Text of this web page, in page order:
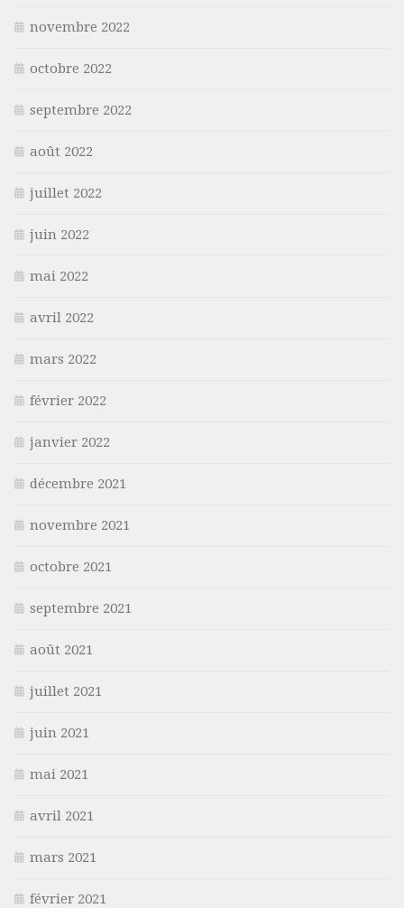
novembre 2022
octobre 2022
septembre 2022
août 2022
juillet 2022
juin 2022
mai 2022
avril 2022
mars 2022
février 2022
janvier 2022
décembre 2021
novembre 2021
octobre 2021
septembre 2021
août 2021
juillet 2021
juin 2021
mai 2021
avril 2021
mars 2021
février 2021